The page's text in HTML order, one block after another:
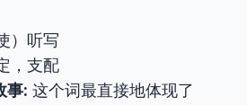
）听写
，支配
事: 这个词最直接地体现了